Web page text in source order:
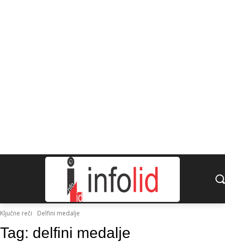
Ključne reči Delfini medalje
Tag: delfini medalje